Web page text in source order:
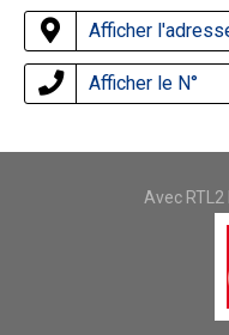
Afficher
Afficher le N°
Avec